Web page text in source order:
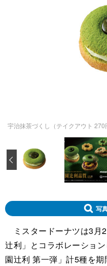
宇治抹茶づくし（テイクアウト 270
‹
写
ミスタードーナツは3月
辻利」とコラボレーショ
園辻利 第一弾」計5種を期